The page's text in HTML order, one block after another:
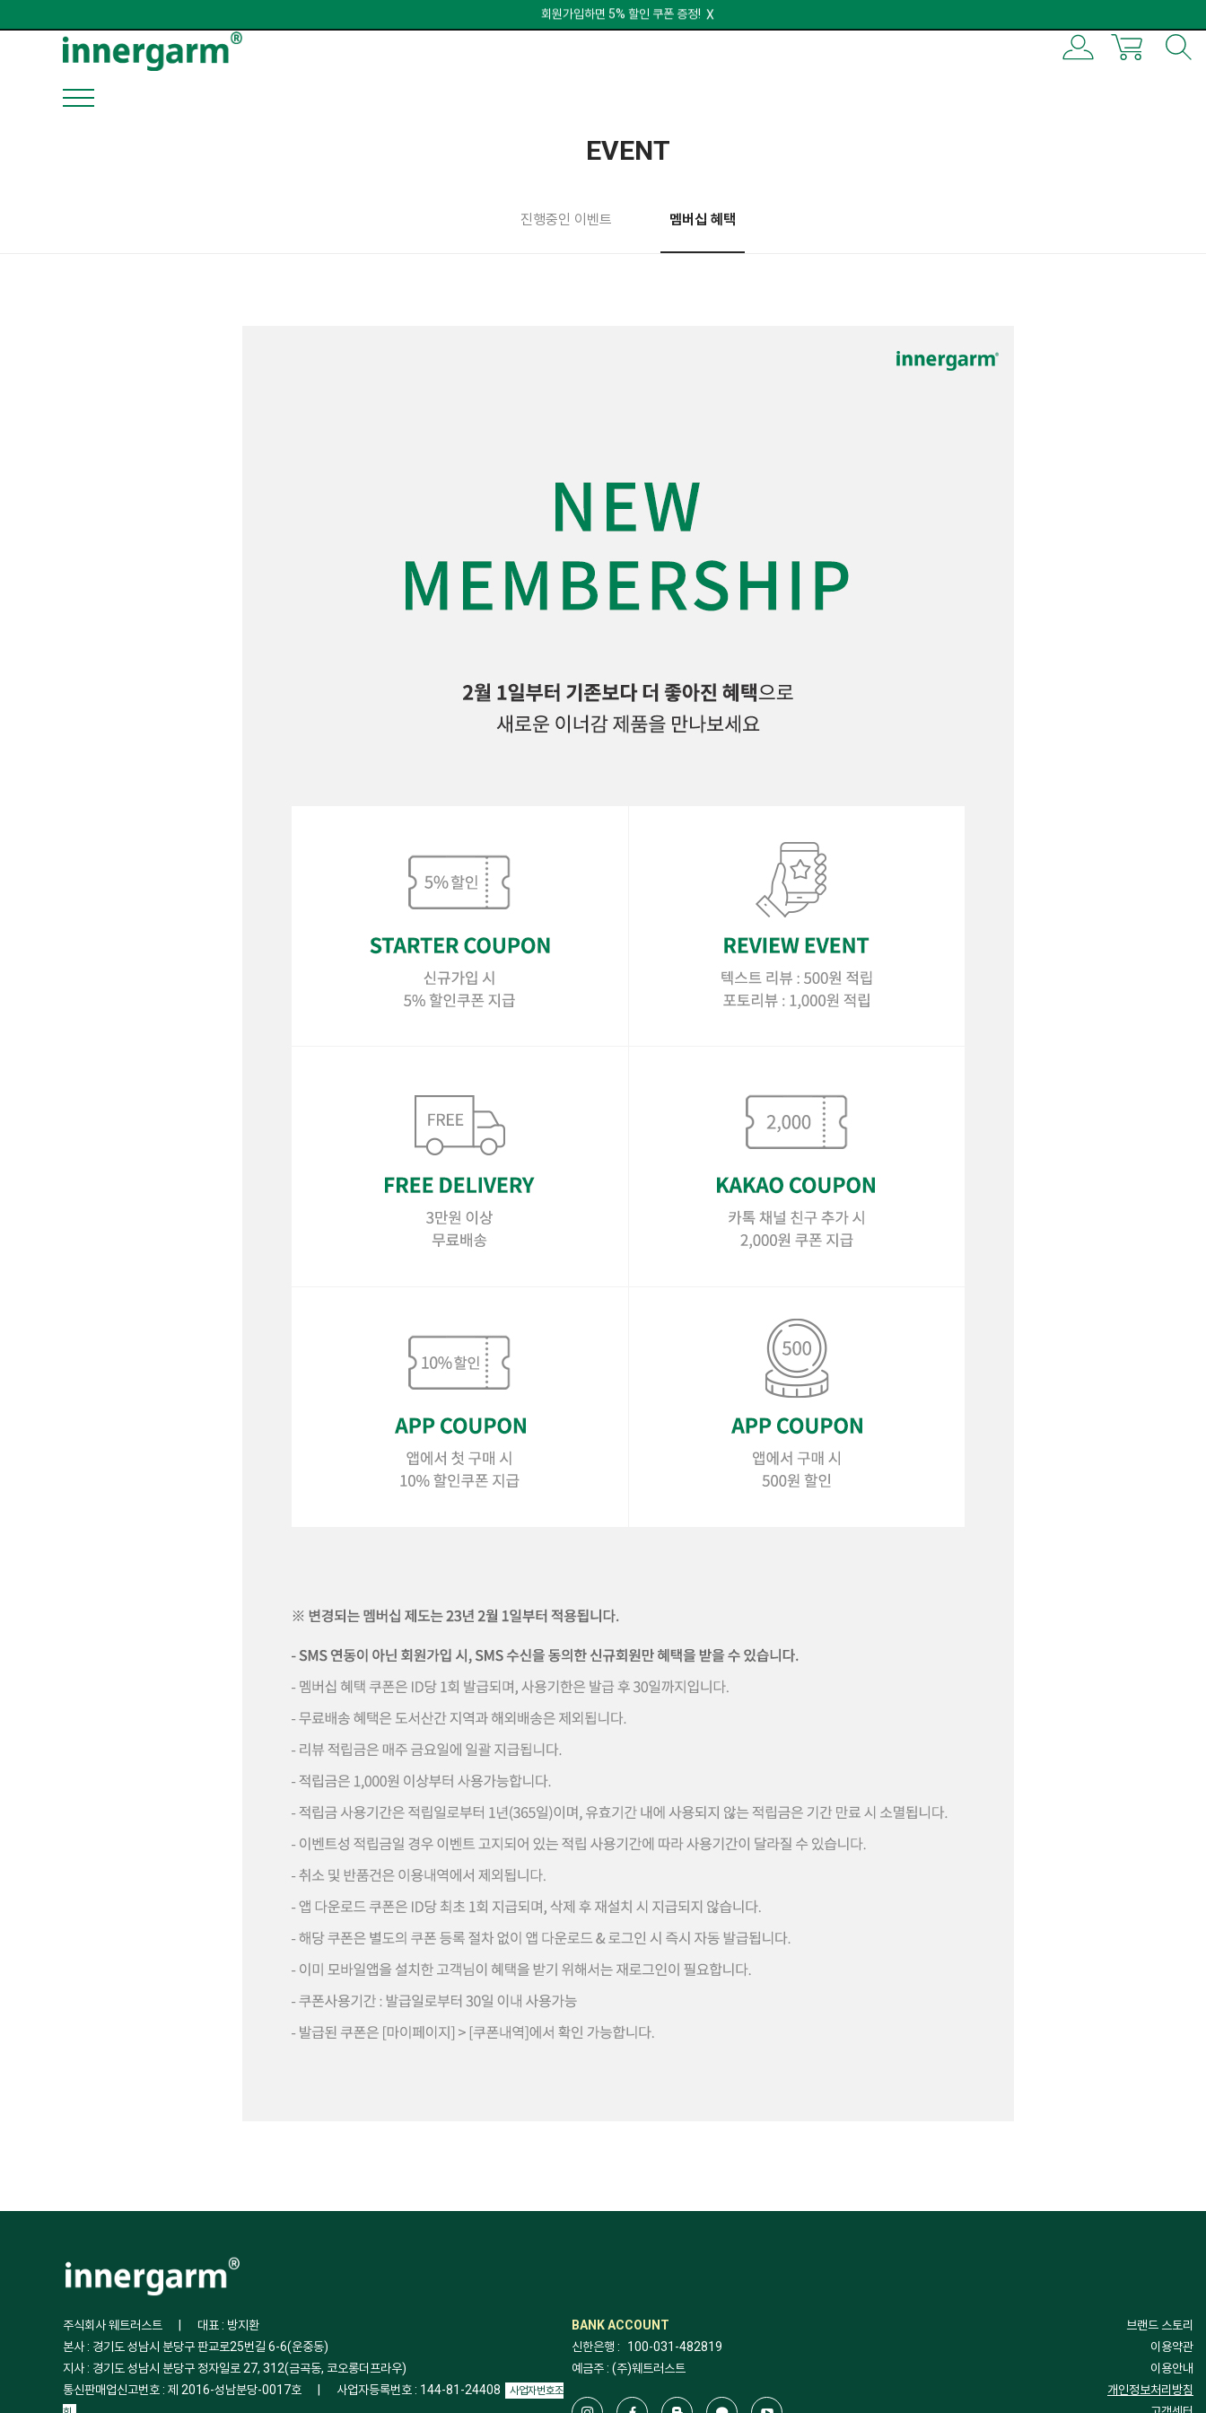
앱 신규 설치 시 10% 할인 쿠폰 증정!
EVENT
진행중인 이벤트 멤버십 혜택
주식회사 웨트러스트
대표 : 방지환
본사 : 경기도 성남시 분당구 판교로25번길 6-6(운중동)
지사 : 경기도 성남시 분당구 정자일로 27, 312(금곡동, 코오롱더프라우)
통신판매업신고번호 : 제 2016-성남분당-0017호
사업자등록번호 : 144-81-24408
사업자번호조
BANK ACCOUNT
신한은행 :
100-031-482819
예금주 : (주)웨트러스트
브랜드 스토리
이용약관
이용안내
개인정보처리방침